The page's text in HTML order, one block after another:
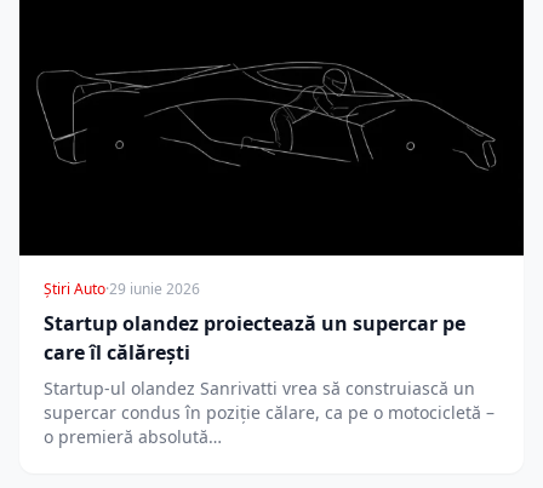
Știri Auto·29 iunie 2026
Startup olandez proiectează un supercar pe
care îl călărești
Startup-ul olandez Sanrivatti vrea să construiască un
supercar condus în poziție călare, ca pe o motocicletă –
o premieră absolută…